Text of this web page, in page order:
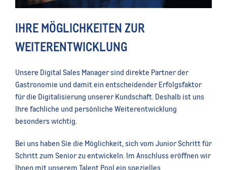
IHRE MÖGLICHKEITEN ZUR
WEITERENTWICKLUNG
Unsere Digital Sales Manager sind direkte Partner der
Gastronomie und damit ein entscheidender Erfolgsfaktor
für die Digitalisierung unserer Kundschaft. Deshalb ist uns
Ihre fachliche und persönliche Weiterentwicklung
besonders wichtig.
Bei uns haben Sie die Möglichkeit, sich vom Junior Schritt für
Schritt zum Senior zu entwickeln. Im Anschluss eröffnen wir
Ihnen mit unserem Talent Pool ein spezielles